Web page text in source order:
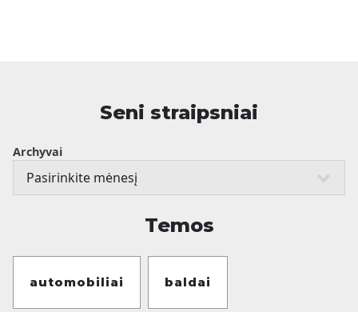
Seni straipsniai
Archyvai
Temos
automobiliai baldai